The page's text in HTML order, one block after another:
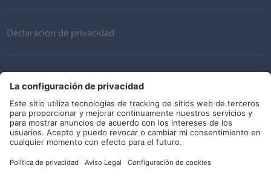
Declaración de privacidad
Términos y Condiciones
Descargo de responsabilidad
Redes sociales